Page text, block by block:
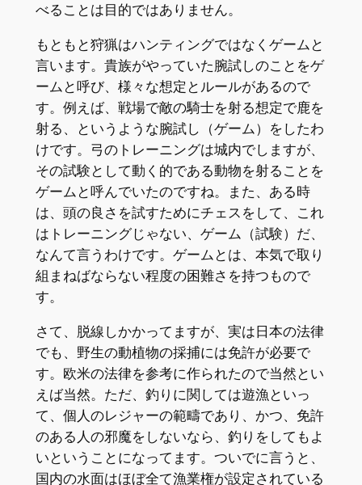
べることは目的ではありません。
もともと狩猟はハンティングではなくゲームと
言います。貴族がやっていた腕試しのことをゲ
ームと呼び、様々な想定とルールがあるので
す。例えば、戦場で敵の騎士を射る想定で鹿を
射る、というような腕試し（ゲーム）をしたわ
けです。弓のトレーニングは城内でしますが、
その試験として動く的である動物を射ることを
ゲームと呼んでいたのですね。また、ある時
は、頭の良さを試すためにチェスをして、これ
はトレーニングじゃない、ゲーム（試験）だ、
なんて言うわけです。ゲームとは、本気で取り
組まねばならない程度の困難さを持つもので
す。
さて、脱線しかかってますが、実は日本の法律
でも、野生の動植物の採捕には免許が必要で
す。欧米の法律を参考に作られたので当然とい
えば当然。ただ、釣りに関しては遊漁といっ
て、個人のレジャーの範疇であり、かつ、免許
のある人の邪魔をしないなら、釣りをしてもよ
いということになってます。ついでに言うと、
国内の水面はほぼ全て漁業権が設定されている